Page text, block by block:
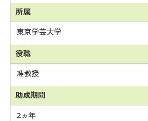
東京学芸大学
准教授
2ヵ年